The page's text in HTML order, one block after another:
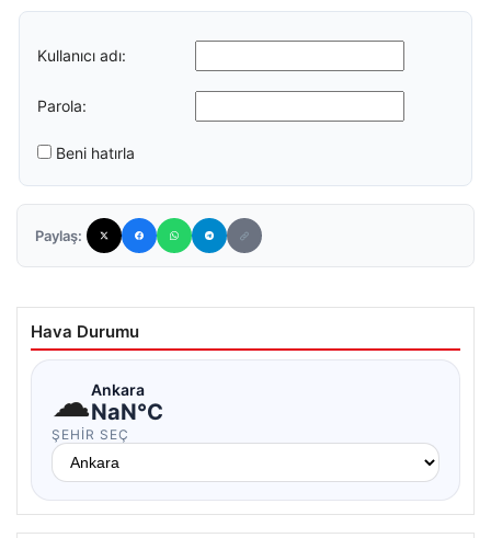
Kullanıcı adı:
Parola:
Beni hatırla
Paylaş:
Hava Durumu
☁Ankara
NaN°C
ŞEHIR SEÇ